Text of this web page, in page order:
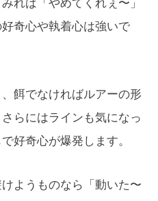
れば「やめてくれぇ〜」
奇心や執着心は強いで
餌でなければルアーの形
らにはラインも気になっ
好奇心が爆発します。
ようものなら「動いた〜